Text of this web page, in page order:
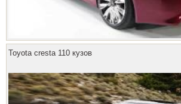
Toyota cresta 110 кузов